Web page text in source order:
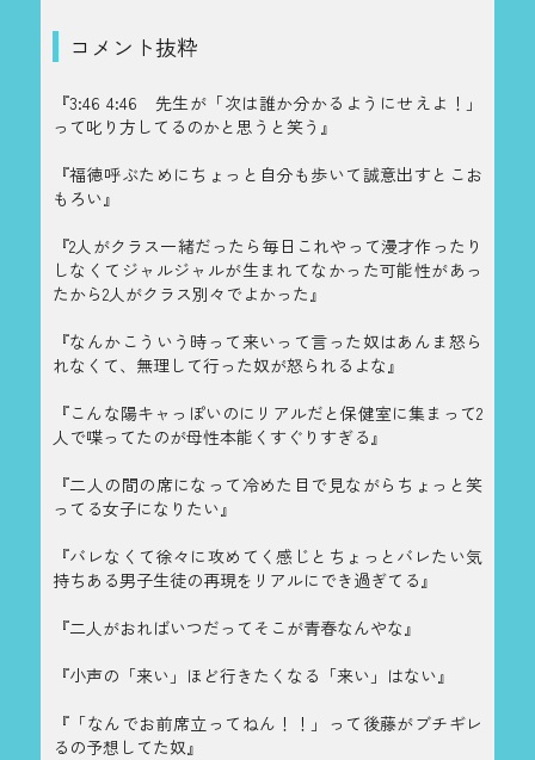
コメント抜粋
『3:46 4:46 先生が「次は誰か分かるようにせえよ！」
って叱り方してるのかと思うと笑う』
『福徳呼ぶためにちょっと自分も歩いて誠意出すとこお
もろい』
『2人がクラス一緒だったら毎日これやって漫才作ったり
しなくてジャルジャルが生まれてなかった可能性があっ
たから2人がクラス別々でよかった』
『なんかこういう時って来いって言った奴はあんま怒ら
れなくて、無理して行った奴が怒られるよな』
『こんな陽キャっぽいのにリアルだと保健室に集まって2
人で喋ってたのが母性本能くすぐりすぎる』
『二人の間の席になって冷めた目で見ながらちょっと笑
ってる女子になりたい』
『バレなくて徐々に攻めてく感じとちょっとバレたい気
持ちある男子生徒の再現をリアルにでき過ぎてる』
『二人がおればいつだってそこが青春なんやな』
『小声の「来い」ほど行きたくなる「来い」はない』
『「なんでお前席立ってねん！！」って後藤がブチギレ
るの予想してた奴』